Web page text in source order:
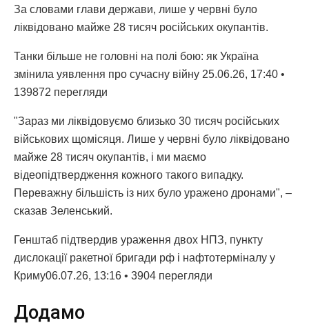
За словами глави держави, лише у червні було
ліквідовано майже 28 тисяч російських окупантів.
Танки більше не головні на полі бою: як Україна
змінила уявлення про сучасну війну 25.06.26, 17:40 •
139872 перегляди
"Зараз ми ліквідовуємо близько 30 тисяч російських
військових щомісяця. Лише у червні було ліквідовано
майже 28 тисяч окупантів, і ми маємо
відеопідтвердження кожного такого випадку.
Переважну більшість із них було уражено дронами", –
сказав Зеленський.
Генштаб підтвердив ураження двох НПЗ, пункту
дислокації ракетної бригади рф і нафтотерміналу у
Криму06.07.26, 13:16 • 3904 перегляди
Додамо